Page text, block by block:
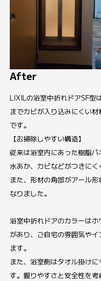
After
LIXILの浴室中折れドアSF型
までカビが入り込みにくい
です。
【お掃除しやすい構造】
従来は浴室内にあった樹脂パ
水あか、カビなどがつきにく
また、形材の角部がアール
なりました。
浴室中折れドアのカラーは
があり、ご自宅の雰囲気や
ます。
また、浴室側はタオル掛け
す。握りやすさと安全性を